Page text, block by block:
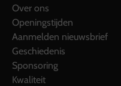
Over ons
Openingstijden
Aanmelden nieuwsbrief
Geschiedenis
Sponsoring
Kwaliteit